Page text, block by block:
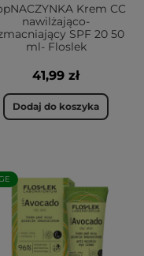
Krem CC
nawilżająco-
SPF 20 50
ml- Floslek
41,99 zł
Dodaj do koszyka